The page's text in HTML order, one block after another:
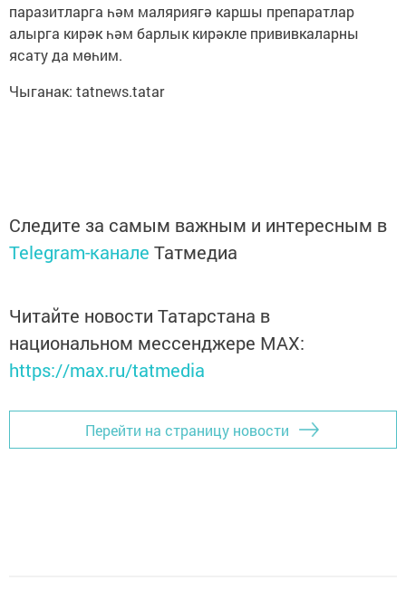
паразитларга һәм маляриягә каршы препаратлар
алырга кирәк һәм барлык кирәкле прививкаларны
ясату да мөһим.
Чыганак: tatnews.tatar
Следите за самым важным и интересным в
Telegram-канале Татмедиа
Читайте новости Татарстана в
национальном мессенджере MАХ:
https://max.ru/tatmedia
Перейти на страницу новости